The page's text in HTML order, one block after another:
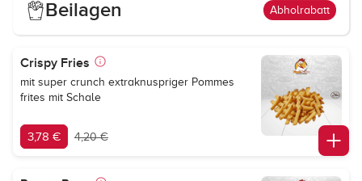
Beilagen Abholrabatt
Crispy Fries
mit super crunch extraknuspriger Pommes
frites mit Schale
3,78 € 4,20 €